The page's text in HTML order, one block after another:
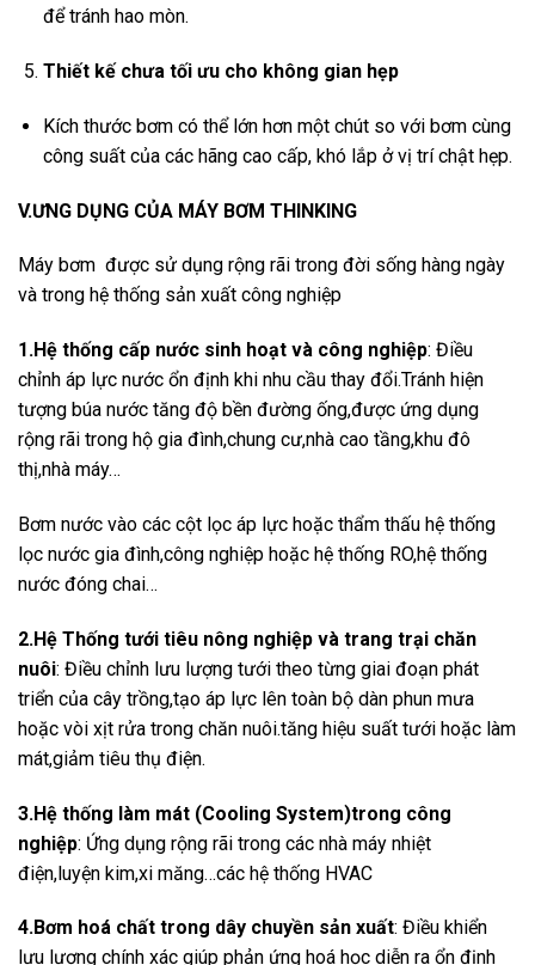
để tránh hao mòn.
Thiết kế chưa tối ưu cho không gian hẹp
Kích thước bơm có thể lớn hơn một chút so với bơm cùng
công suất của các hãng cao cấp, khó lắp ở vị trí chật hẹp.
V.ƯNG DỤNG CỦA MÁY BƠM THINKING
Máy bơm được sử dụng rộng rãi trong đời sống hàng ngày
và trong hệ thống sản xuất công nghiệp
1.Hệ thống cấp nước sinh hoạt và công nghiệp: Điều
chỉnh áp lực nước ổn định khi nhu cầu thay đổi.Tránh hiện
tượng búa nước tăng độ bền đường ống,được ứng dụng
rộng rãi trong hộ gia đình,chung cư,nhà cao tầng,khu đô
thị,nhà máy…
Bơm nước vào các cột lọc áp lực hoặc thẩm thấu hệ thống
lọc nước gia đình,công nghiệp hoặc hệ thống RO,hệ thống
nước đóng chai…
2.Hệ Thống tưới tiêu nông nghiệp và trang trại chăn
nuôi: Điều chỉnh lưu lượng tưới theo từng giai đoạn phát
triển của cây trồng,tạo áp lực lên toàn bộ dàn phun mưa
hoặc vòi xịt rửa trong chăn nuôi.tăng hiệu suất tưới hoặc làm
mát,giảm tiêu thụ điện.
3.Hệ thống làm mát (Cooling System)trong công
nghiệp: Ứng dụng rộng rãi trong các nhà máy nhiệt
điện,luyện kim,xi măng…các hệ thống HVAC
4.Bơm hoá chất trong dây chuyền sản xuất: Điều khiển
lưu lượng chính xác giúp phản ứng hoá học diễn ra ổn định